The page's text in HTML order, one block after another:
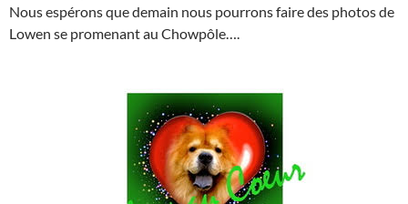
Nous espérons que demain nous pourrons faire des photos de
Lowen se promenant au Chowpôle….